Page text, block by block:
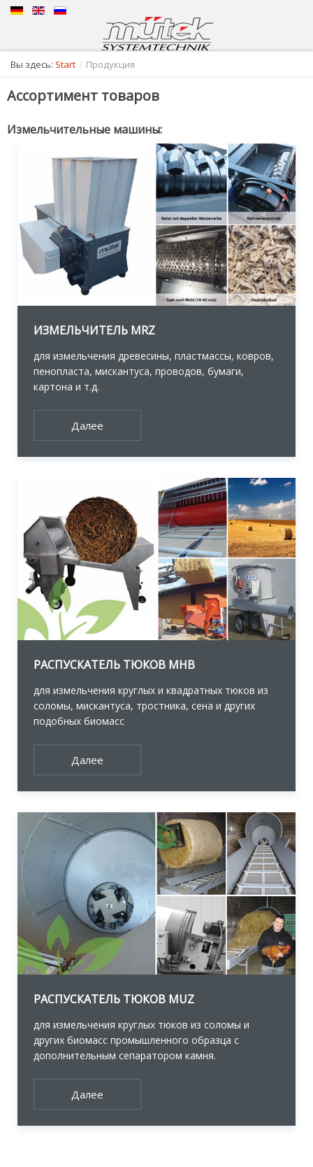
Вы здесь: Start / Продукция
Ассортимент товаров
Измельчительные машины:
ИЗМЕЛЬЧИТЕЛЬ MRZ
для измельчения древесины, пластмассы, ковров,
пенопласта, мискантуса, проводов, бумаги,
картона и т.д.
Далее
РАСПУСКАТЕЛЬ ТЮКОВ MHB
для измельчения круглых и квадратных тюков из
соломы, мискантуса, тростника, сена и других
подобных биомасс
Далее
РАСПУСКАТЕЛЬ ТЮКОВ MUZ
для измельчения круглых тюков из соломы и
других биомасс промышленного образца с
дополнительным сепаратором камня.
Далее